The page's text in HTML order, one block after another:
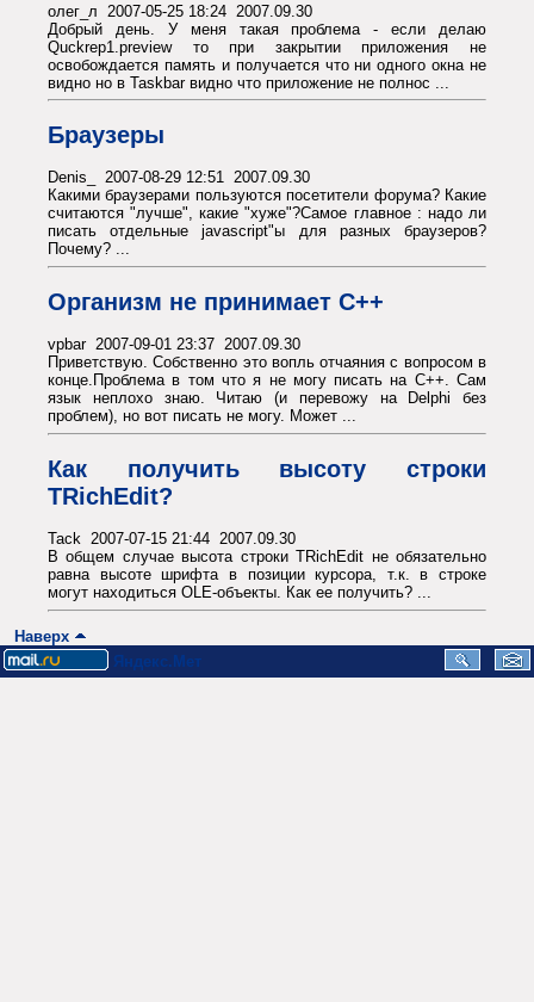
олег_л 2007-05-25 18:24 2007.09.30
Добрый день. У меня такая проблема - если делаю
Quckrep1.preview то при закрытии приложения не
освобождается память и получается что ни одного окна не
видно но в Taskbar видно что приложение не полнос ...
Браузеры
Denis_ 2007-08-29 12:51 2007.09.30
Какими браузерами пользуются посетители форума? Какие
считаются "лучше", какие "хуже"?Самое главное : надо ли
писать отдельные javascript"ы для разных браузеров?
Почему? ...
Организм не принимает С++
vpbar 2007-09-01 23:37 2007.09.30
Приветствую. Собственно это вопль отчаяния с вопросом в
конце.Проблема в том что я не могу писать на С++. Сам
язык неплохо знаю. Читаю (и перевожу на Delphi без
проблем), но вот писать не могу. Может ...
Как получить высоту строки
TRichEdit?
Tack 2007-07-15 21:44 2007.09.30
В общем случае высота строки TRichEdit не обязательно
равна высоте шрифта в позиции курсора, т.к. в строке
могут находиться OLE-объекты. Как ее получить? ...
Наверх